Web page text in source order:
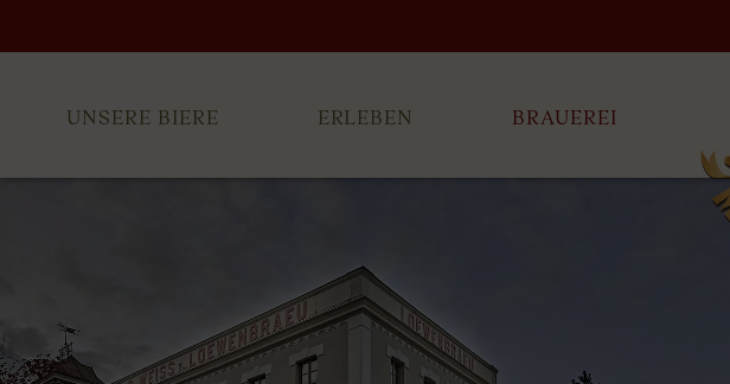
UNSERE BIERE ERLEBEN BRAUEREI